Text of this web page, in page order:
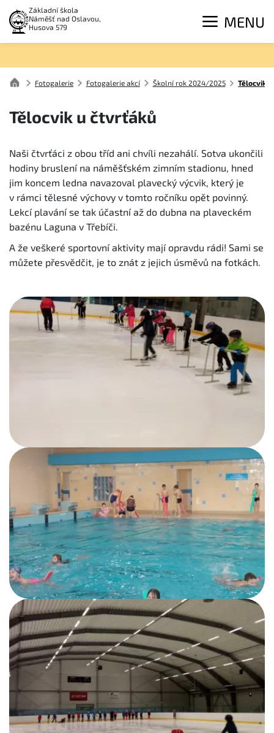
Základní škola
Náměšť nad Oslavou,
Husova 579
MENU
Fotogalerie Fotogalerie akcí Školní rok 2024/2025 Tělocvik
Tělocvik u čtvrťáků
Naši čtvrťáci z obou tříd ani chvíli nezahálí. Sotva ukončili
hodiny bruslení na náměšťském zimním stadionu, hned
jim koncem ledna navazoval plavecký výcvik, který je
v rámci tělesné výchovy v tomto ročníku opět povinný.
Lekcí plavání se tak účastní až do dubna na plaveckém
bazénu Laguna v Třebíči.
A že veškeré sportovní aktivity mají opravdu rádi! Sami se
můžete přesvědčit, je to znát z jejich úsměvů na fotkách.